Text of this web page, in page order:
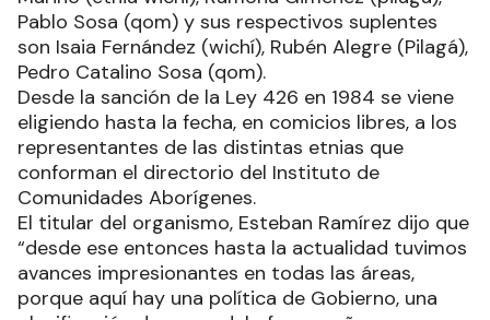
Pablo Sosa (qom) y sus respectivos suplentes
son Isaia Fernández (wichí), Rubén Alegre (Pilagá),
Pedro Catalino Sosa (qom).
Desde la sanción de la Ley 426 en 1984 se viene
eligiendo hasta la fecha, en comicios libres, a los
representantes de las distintas etnias que
conforman el directorio del Instituto de
Comunidades Aborígenes.
El titular del organismo, Esteban Ramírez dijo que
“desde ese entonces hasta la actualidad tuvimos
avances impresionantes en todas las áreas,
porque aquí hay una política de Gobierno, una